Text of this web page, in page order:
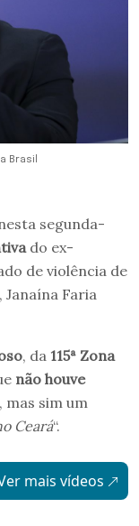
Brasil
segunda-
do ex-
de violência de
Faria
, da 115ª Zona
não houve
, mas sim um
Ceará“.
mais vídeos